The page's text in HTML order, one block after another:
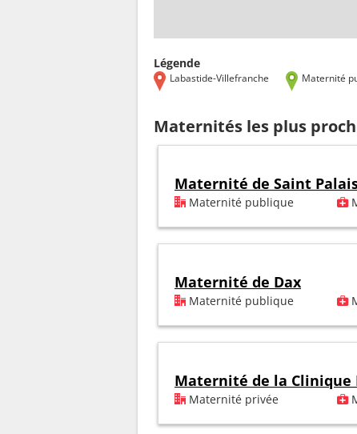
Légende
Labastide-Villefranche Maternité
Maternités les plus
Maternité de Saint
Maternité publique
Maternité de Dax
Maternité publique
Maternité de la Clinique
Maternité privée